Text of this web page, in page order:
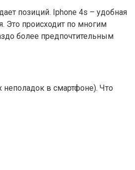
позиций. Iphone 4s – удобная
Это происходит по многим
более предпочтительным
в смартфоне). Что